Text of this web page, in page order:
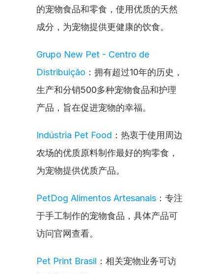
的宠物食品和零食，使用优质的天然
成分，为宠物提供更健康的饮食。
Grupo New Pet - Centro de
Distribuição ：拥有超过10年的历史，
生产和分销500多种宠物食品和护理
产品，旨在促进宠物的幸福。
Indústria Pet Food ：热衷于使用周边
农场的优质原料制作最好的狗零食，
为宠物提供优质产品。
PetDog Alimentos Artesanais ：专注
于手工制作的宠物食品，具体产品可
访问官网查看。
Pet Print Brasil ：相关宠物业务可访